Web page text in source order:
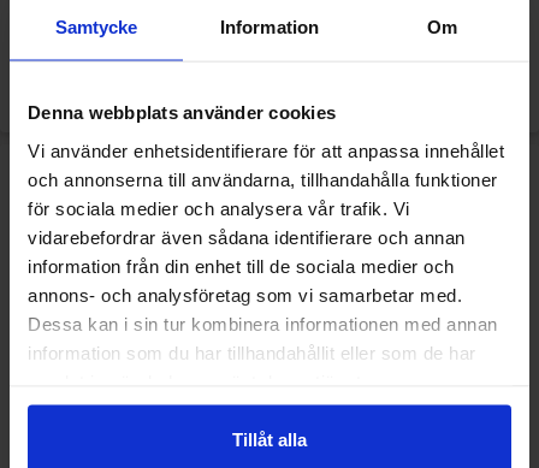
Samtycke Information Om
Denna webbplats använder cookies
Vi använder enhetsidentifierare för att anpassa innehållet
och annonserna till användarna, tillhandahålla funktioner
för sociala medier och analysera vår trafik. Vi
vidarebefordrar även sådana identifierare och annan
information från din enhet till de sociala medier och
annons- och analysföretag som vi samarbetar med.
Dessa kan i sin tur kombinera informationen med annan
information som du har tillhandahållit eller som de har
Tillåt alla
10.90 kr 10.90 kr